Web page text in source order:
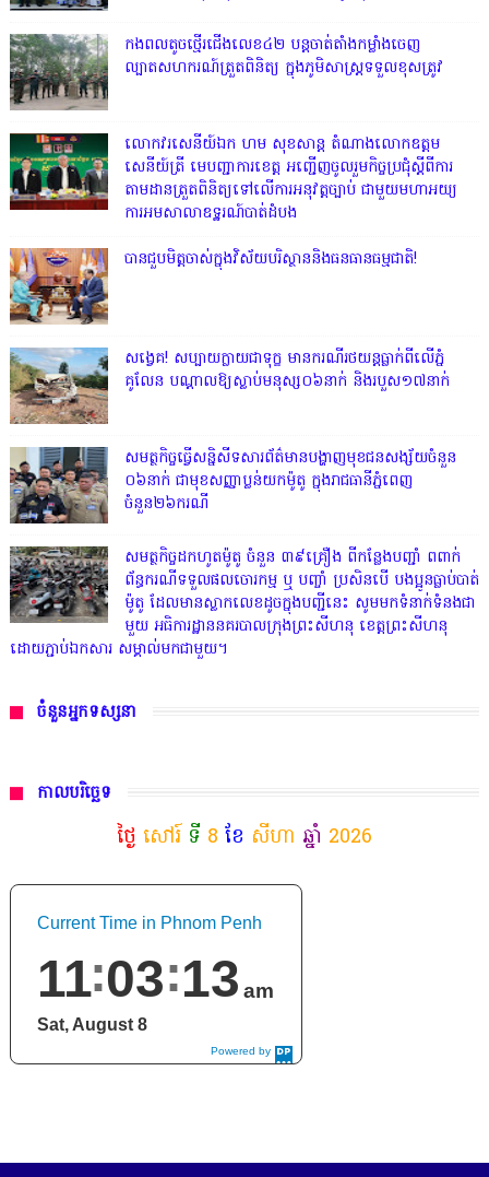
កងពលតូចថ្មើរជើងលេខ៤២ បន្តចាត់តាំងកម្លាំងចេញ
ល្បាតសហករណ៍ត្រួតពិនិត្យ ក្នុងភូមិសាស្រ្តទទួលខុសត្រូវ
លោក​វរសេនីយ៍ឯក​ ហម​ សុខសាន្ត តំណាង​លោកឧត្តម
សេនីយ៍ត្រី មេបញ្ជាការ​ខេត្ត អញ្ជេីញចូលរួមកិច្ចប្រជុំស្ដីពីការ
តាមដានត្រួតពិនិត្យទៅលេីការអនុវត្តច្បាប់​ ជាមួយមហាអយ្យ
ការអមសាលាឧទ្ឋរណ៍បាត់ដំបង
បានជួបមិត្តចាស់ក្នុងវិស័យបរិស្ថាននិងធនធានធម្មជាតិ!
សង្វេគ! សប្បាយក្លាយជាទុក្ខ មានករណីរថយន្តធ្លាក់ពីលើភ្នំ
គូលែន បណ្ដាលឱ្យស្លាប់មនុស្ស០៦នាក់ និងរបួស១៧នាក់
សមត្ថកិច្ចធ្វើសន្និសីទសារព័ត៌មានបង្ហាញមុខជនសង្ស័យចំនួន
០៦នាក់ ជាមុខសញ្ញាប្លន់យកម៉ូតូ ក្នុងរាជធានីភ្នំពេញ
ចំនួន២៦ករណី
សមត្ថកិច្ចដកហូតម៉ូតូ ចំនួន ៣៩គ្រឿង ពីកន្លែងបញ្ជាំ ពពាក់
ព័ន្ធករណីទទួលផលចោរកម្ម ឬ បញ្ចាំ ប្រសិនបើ បងប្អូនធ្លាប់បាត់
ម៉ូតូ ដែលមានស្លាកលេខដូចក្នុងបញ្ជីនេះ សូមមកទំនាក់ទំនងជា
មួយ អធិការដ្ឋាននគរបាលក្រុងព្រះសីហនុ ខេត្តព្រះសីហនុ
ដោយភ្ជាប់ឯកសារ សម្គាល់មកជាមួយ។
ចំនួនអ្នកទស្សនា
កាលបរិច្ឆេទ
ថ្ងៃ សៅរ៍ទី 8 ខែ សីហា ឆ្នាំ 2026
Powered by
DaysPedia.c
Current Time in Phnom Penh
11 03 14 am
Sat, August 8